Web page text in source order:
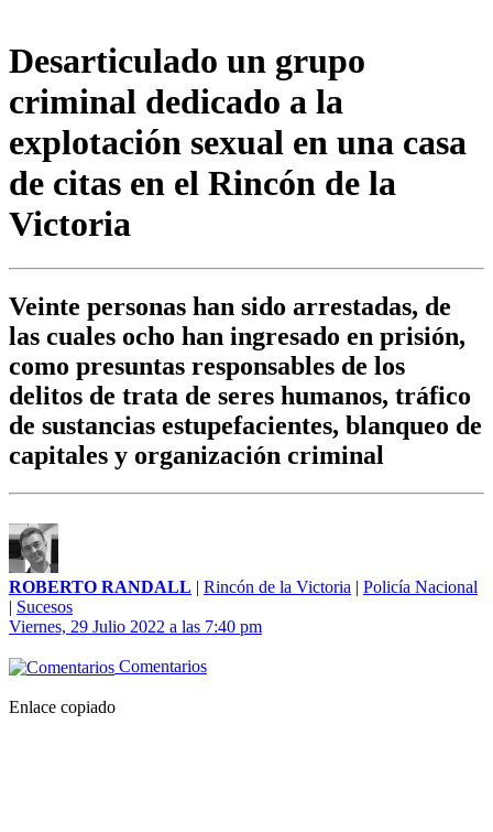
Desarticulado un grupo
criminal dedicado a la
explotación sexual en una casa
de citas en el Rincón de la
Victoria
Veinte personas han sido arrestadas, de
las cuales ocho han ingresado en prisión,
como presuntas responsables de los
delitos de trata de seres humanos, tráfico
de sustancias estupefacientes, blanqueo de
capitales y organización criminal
ROBERTO RANDALL | Rincón de la Victoria | Policía Nacional
| Sucesos
Viernes, 29 Julio 2022 a las 7:40 pm
Comentarios
Enlace copiado